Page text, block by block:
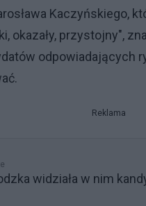
Kaczyńskiego,
okazały, przystojny",
odpowiadających
Reklama
widziała w nim